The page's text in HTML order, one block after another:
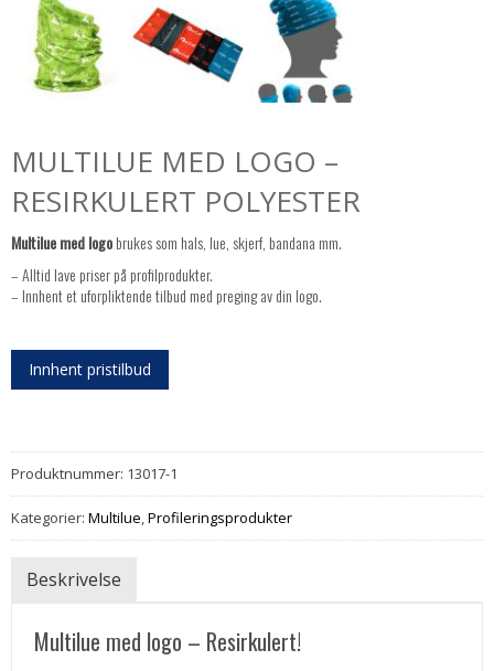
MULTILUE MED LOGO –
RESIRKULERT POLYESTER
Multilue med logobrukes som hals, lue, skjerf, bandana mm.
– Alltid lave priser på profilprodukter.
– Innhent et uforpliktende tilbud med preging av din logo.
Innhent pristilbud
Produktnummer: 13017-1
Kategorier: Multilue,Profileringsprodukter
Beskrivelse
Multilue med logo – Resirkulert!